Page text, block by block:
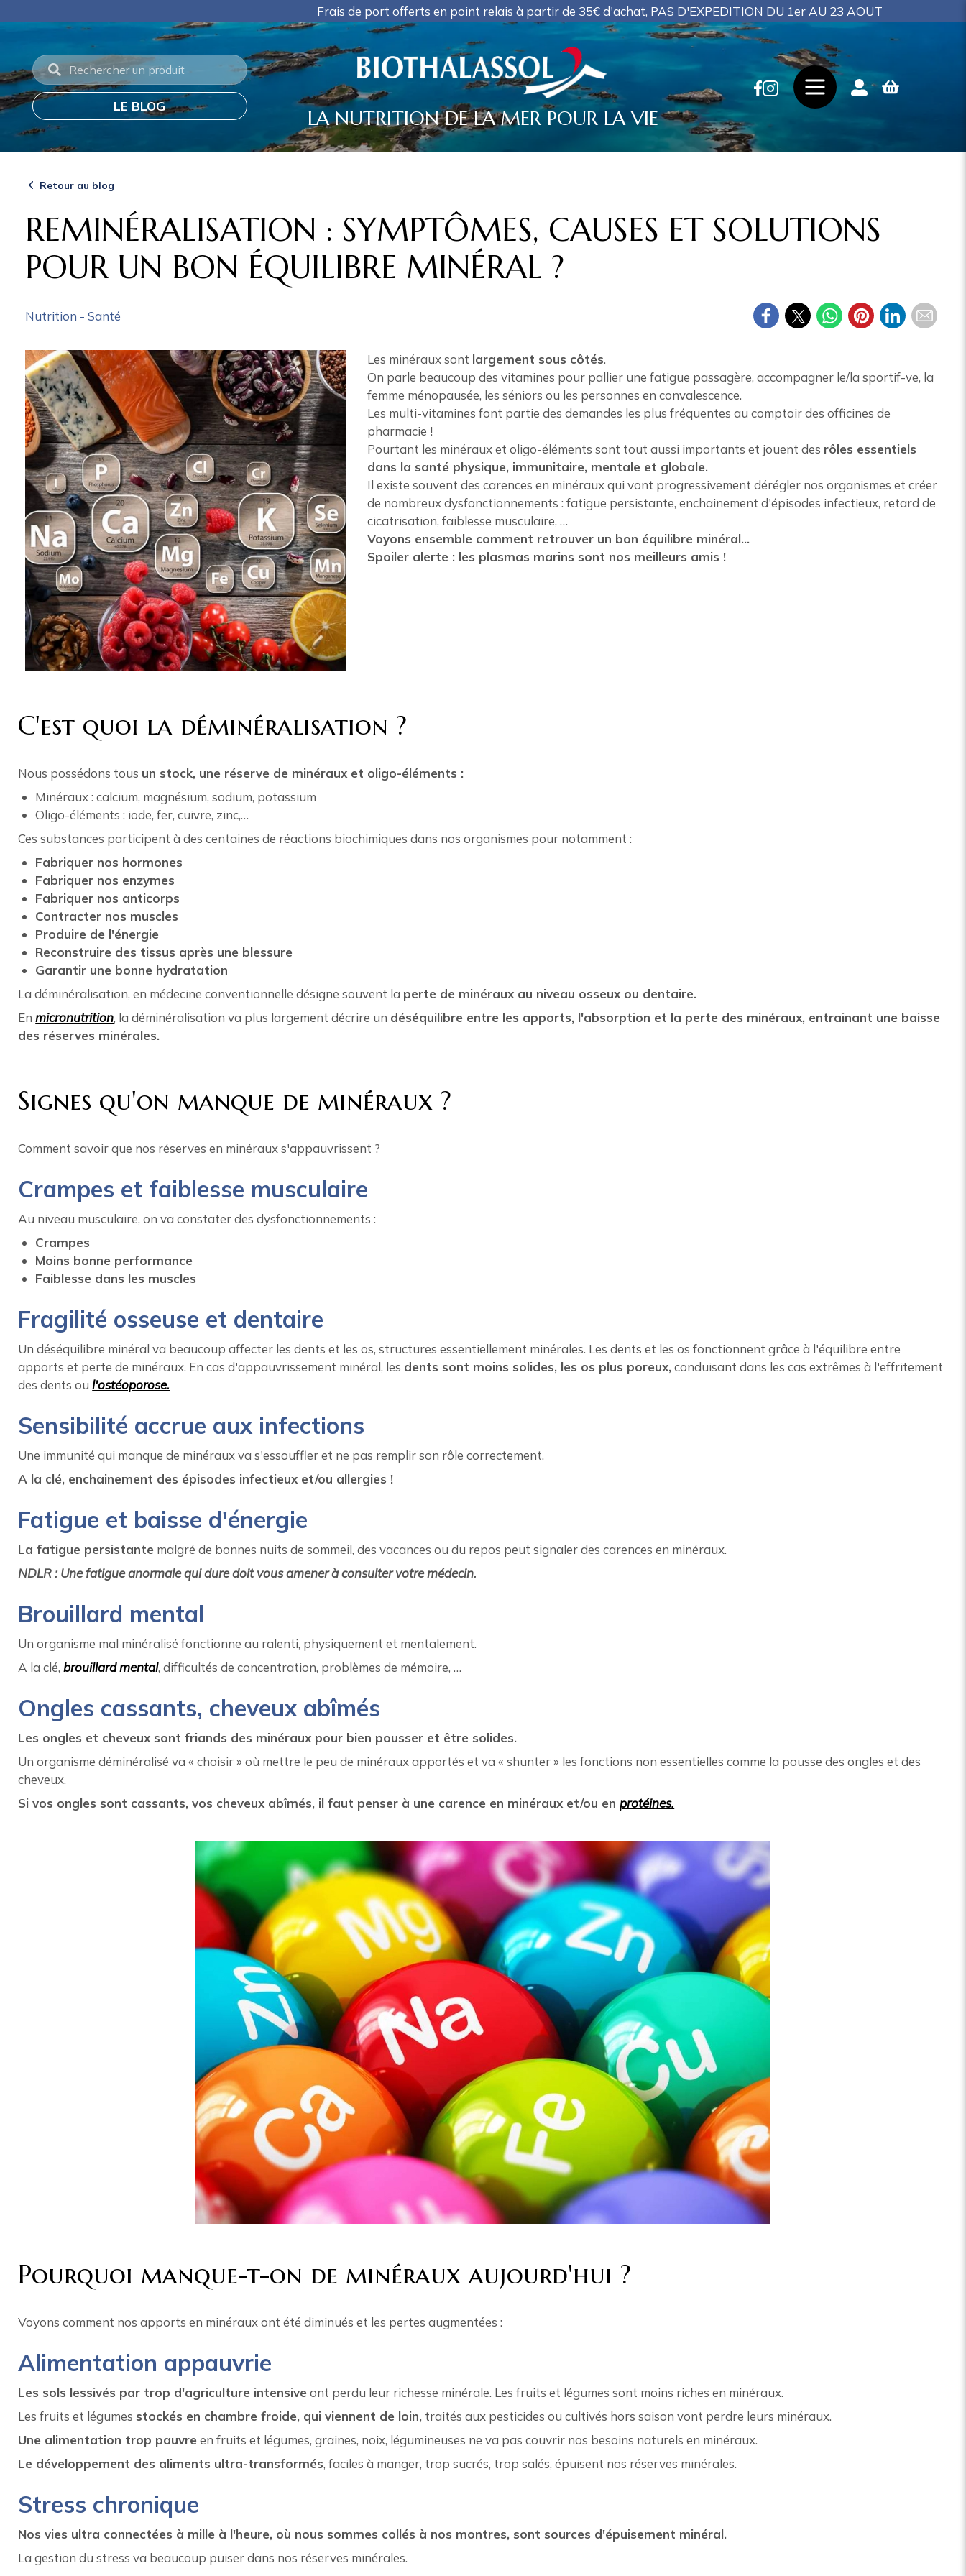
Frais de port offerts en point relais à partir de 35€ d'achat, PAS D'EXPEDITION DU 1er AU 23 AOUT
LE BLOG
LA NUTRITION DE LA MER POUR LA VIE
Retour au blog
REMINÉRALISATION : SYMPTÔMES, CAUSES ET SOLUTIONS
POUR UN BON ÉQUILIBRE MINÉRAL ?
Nutrition - Santé
Les minéraux sont largement sous côtés.
On parle beaucoup des vitamines pour pallier une fatigue passagère, accompagner le/la sportif-ve, la
femme ménopausée, les séniors ou les personnes en convalescence.
Les multi-vitamines font partie des demandes les plus fréquentes au comptoir des officines de
pharmacie !
Pourtant les minéraux et oligo-éléments sont tout aussi importants et jouent des rôles essentiels
dans la santé physique, immunitaire, mentale et globale.
Il existe souvent des carences en minéraux qui vont progressivement dérégler nos organismes et créer
de nombreux dysfonctionnements : fatigue persistante, enchainement d'épisodes infectieux, retard de
cicatrisation, faiblesse musculaire, …
Voyons ensemble comment retrouver un bon équilibre minéral…
Spoiler alerte : les plasmas marins sont nos meilleurs amis !
C'est quoi la déminéralisation ?
Nous possédons tous un stock, une réserve de minéraux et oligo-éléments :
Minéraux : calcium, magnésium, sodium, potassium
Oligo-éléments : iode, fer, cuivre, zinc,…
Ces substances participent à des centaines de réactions biochimiques dans nos organismes pour notamment :
Fabriquer nos hormones
Fabriquer nos enzymes
Fabriquer nos anticorps
Contracter nos muscles
Produire de l'énergie
Reconstruire des tissus après une blessure
Garantir une bonne hydratation
La déminéralisation, en médecine conventionnelle désigne souvent la perte de minéraux au niveau osseux ou dentaire.
Enmicronutrition, la déminéralisation va plus largement décrire un déséquilibre entre les apports, l'absorption et la perte des minéraux, entrainant une baisse
des réserves minérales.
Signes qu'on manque de minéraux ?
Comment savoir que nos réserves en minéraux s'appauvrissent ?
Crampes et faiblesse musculaire
Au niveau musculaire, on va constater des dysfonctionnements :
Crampes
Moins bonne performance
Faiblesse dans les muscles
Fragilité osseuse et dentaire
Un déséquilibre minéral va beaucoup affecter les dents et les os, structures essentiellement minérales. Les dents et les os fonctionnent grâce à l'équilibre entre
apports et perte de minéraux. En cas d'appauvrissement minéral, les dents sont moins solides, les os plus poreux,conduisant dans les cas extrêmes à l'effritement
des dents oul'ostéoporose.
Sensibilité accrue aux infections
Une immunité qui manque de minéraux va s'essouffler et ne pas remplir son rôle correctement.
A la clé, enchainement des épisodes infectieux et/ou allergies !
Fatigue et baisse d'énergie
La fatigue persistante malgré de bonnes nuits de sommeil, des vacances ou du repos peut signaler des carences en minéraux.
NDLR : Une fatigue anormale qui dure doit vous amener à consulter votre médecin.
Brouillard mental
Un organisme mal minéralisé fonctionne au ralenti, physiquement et mentalement.
A la clé,brouillard mental, difficultés de concentration, problèmes de mémoire, …
Ongles cassants, cheveux abîmés
Les ongles et cheveux sont friands des minéraux pour bien pousser et être solides.
Un organisme déminéralisé va « choisir » où mettre le peu de minéraux apportés et va « shunter » les fonctions non essentielles comme la pousse des ongles et des
cheveux.
Si vos ongles sont cassants, vos cheveux abîmés, il faut penser à une carence en minéraux et/ou enprotéines.
Pourquoi manque-t-on de minéraux aujourd'hui ?
Voyons comment nos apports en minéraux ont été diminués et les pertes augmentées :
Alimentation appauvrie
Les sols lessivés par trop d'agriculture intensive ont perdu leur richesse minérale. Les fruits et légumes sont moins riches en minéraux.
Les fruits et légumes stockés en chambre froide, qui viennent de loin, traités aux pesticides ou cultivés hors saison vont perdre leurs minéraux.
Une alimentation trop pauvre en fruits et légumes, graines, noix, légumineuses ne va pas couvrir nos besoins naturels en minéraux.
Le développement des aliments ultra-transformés, faciles à manger, trop sucrés, trop salés, épuisent nos réserves minérales.
Stress chronique
Nos vies ultra connectées à mille à l'heure, où nous sommes collés à nos montres, sont sources d'épuisement minéral.
La gestion du stress va beaucoup puiser dans nos réserves minérales.